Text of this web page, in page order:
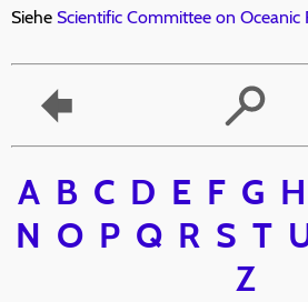
Siehe Scientific Committee on Oceanic
A B C D E F G H
N O P Q R S T
Z